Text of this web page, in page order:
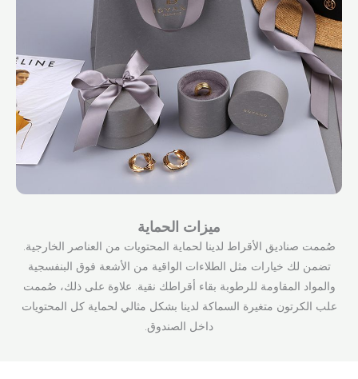
ميزات الحماية
صُممت صناديق الأقراط لدينا لحماية المحتويات من العناصر الخارجية.
تضمن لك خيارات مثل الطلاءات الواقية من الأشعة فوق البنفسجية
والمواد المقاومة للرطوبة بقاء أقراطك نقية. علاوة على ذلك، صُممت
علب الكرتون متغيرة السماكة لدينا بشكل مثالي لحماية كل المحتويات
داخل الصندوق.